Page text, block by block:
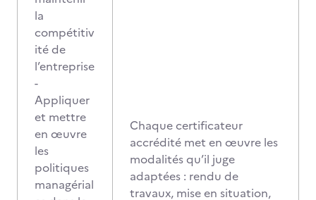
la
compétitiv
ité de
l’entreprise
-
Appliquer
et mettre
en œuvre
les
politiques
managérial
Chaque certificateur
accrédité met en œuvre les
modalités qu’il juge
adaptées : rendu de
travaux, mise en situation,